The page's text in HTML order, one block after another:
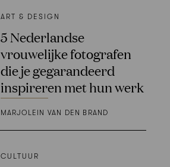
ART & DESIGN
5 Nederlandse
vrouwelijke fotografen
die je gegarandeerd
inspireren met hun werk
MARJOLEIN VAN DEN BRAND
CULTUUR